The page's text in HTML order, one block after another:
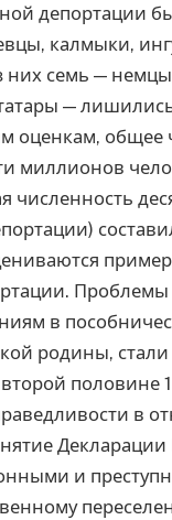
депортации
калмыки,
них семь —
—
оценкам, общее
миллионов
численность
в
родины,
половине
в
Декларации
и